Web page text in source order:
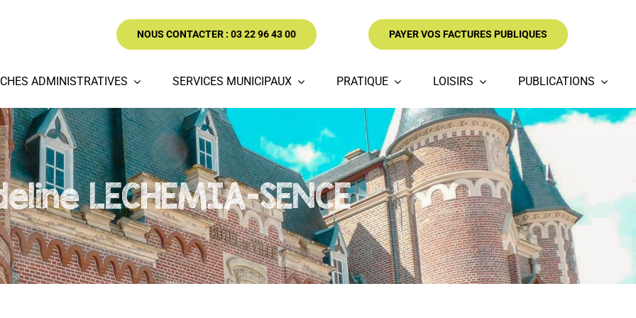
NOUS CONTACTER : 03 22 96 43 00 PAYER VOS FACTURES PUBLIQUES
ADMINISTRATIVES SERVICES MUNICIPAUX PRATIQUE LOISIRS PUBLICATIONS
LECHEMIA-SENCE